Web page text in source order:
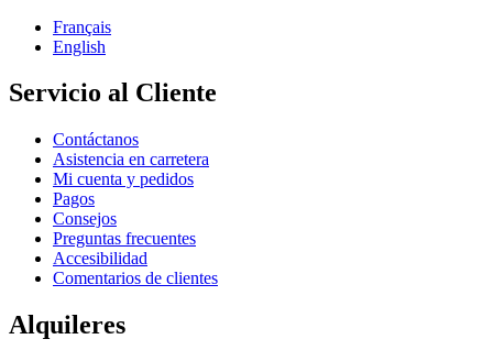
Français
English
Servicio al Cliente
Contáctanos
Asistencia en carretera
Mi cuenta y pedidos
Pagos
Consejos
Preguntas frecuentes
Accesibilidad
Comentarios de clientes
Alquileres